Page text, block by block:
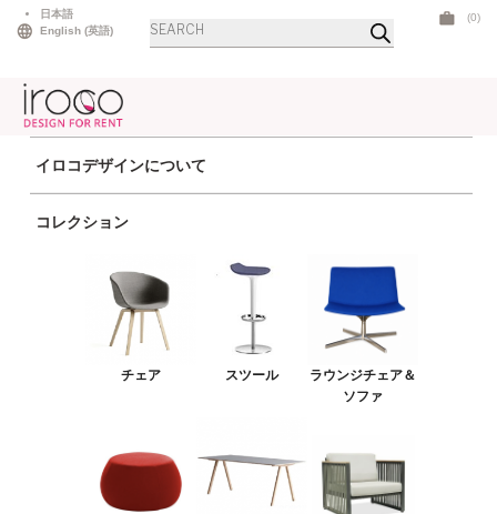
日本語
English (英語)
Products
search
(0)
イロコデザインについて
コレクション
チェア スツール
ラウンジチェア＆
ソファ
ラックマーブル
ラウンジチェア＆ソファ
LEDファニチャー